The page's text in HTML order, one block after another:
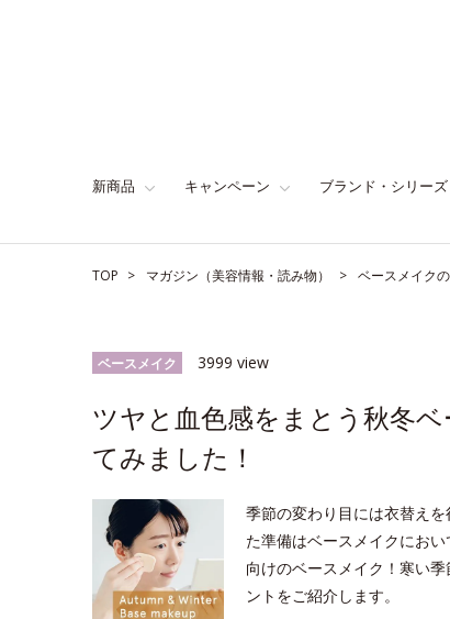
新商品 キャンペーン ブランド・シリーズ
TOP マガジン（美容情報・読み物） ベースメイク
ベースメイク 3999 view
ツヤと血色感をまとう秋冬
てみました！
季節の変わり目には衣替え
た準備はベースメイクにお
向けのベースメイク！寒い
ントをご紹介します。